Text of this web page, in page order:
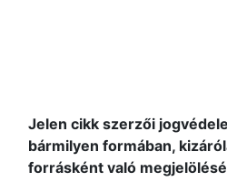
Jelen cikk szerzői
bármilyen formában,
forrásként való